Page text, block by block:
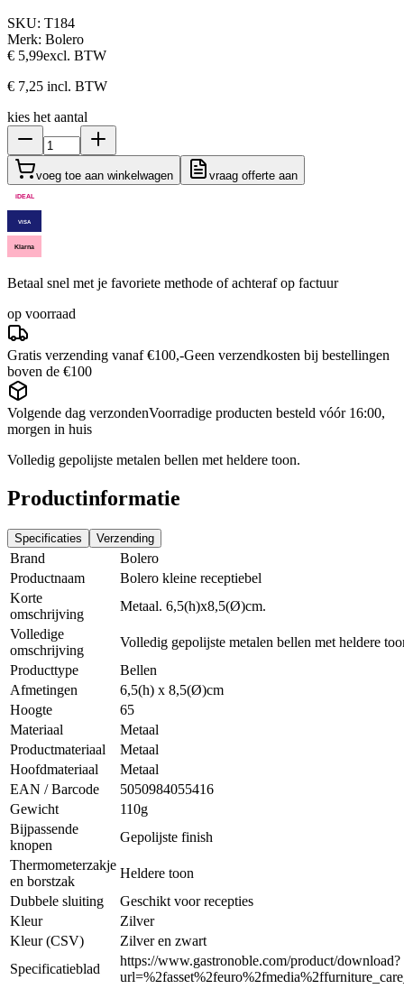
SKU: T184
Merk: Bolero
€ 5,99excl. BTW
€ 7,25 incl. BTW
kies het aantal
voeg toe aan winkelwagen vraag offerte aan
iDEAL
VISA
Klarna
Betaal snel met je favoriete methode of achteraf op factuur
op voorraad
Gratis verzending vanaf €100,-Geen verzendkosten bij bestellingen
boven de €100
Volgende dag verzondenVoorradige producten besteld vóór 16:00,
morgen in huis
Volledig gepolijste metalen bellen met heldere toon.
Productinformatie
Specificaties Verzending
Brand
Bolero
Productnaam
Bolero kleine receptiebel
Korte
omschrijving
Metaal. 6,5(h)x8,5(Ø)cm.
Volledige
omschrijving
Volledig gepolijste metalen bellen met heldere
Producttype
Bellen
Afmetingen
6,5(h) x 8,5(Ø)cm
Hoogte
65
Materiaal
Metaal
Productmateriaal
Metaal
Hoofdmateriaal
Metaal
EAN / Barcode
5050984055416
Gewicht
110g
Bijpassende
knopen
Gepolijste finish
Thermometerzakje
en borstzak
Heldere toon
Dubbele sluiting
Geschikt voor recepties
Kleur
Zilver
Kleur (CSV)
Zilver en zwart
Specificatieblad
https://www.gastronoble.com/product/download?